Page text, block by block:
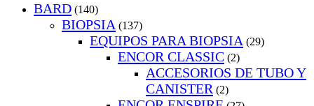
BARD (140)
BIOPSIA (137)
EQUIPOS PARA BIOPSIA (29)
ENCOR CLASSIC (2)
ACCESORIOS DE TUBO Y
CANISTER (2)